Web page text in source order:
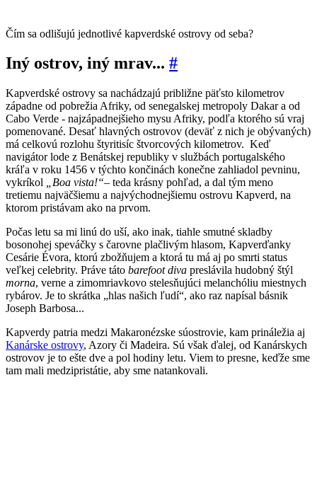
Čím sa odlišujú jednotlivé kapverdské ostrovy od seba?
Iný ostrov, iný mrav... #
Kapverdské ostrovy sa nachádzajú približne päťsto kilometrov
západne od pobrežia Afriky, od senegalskej metropoly Dakar a od
Cabo Verde - najzápadnejšieho mysu Afriky, podľa ktorého sú vraj
pomenované. Desať hlavných ostrovov (deväť z nich je obývaných)
má celkovú rozlohu štyritisíc štvorcových kilometrov. Keď
navigátorlode z Benátskej republiky v službách portugalského
kráľa v roku 1456 v týchto končinách konečne zahliadol pevninu,
vykríkol
„Boa vista!“– teda krásny pohľad, a dal tým meno
tretiemu najväčšiemu a najvýchodnejšiemu ostrovu Kapverd, na
ktorom pristávam ako na prvom.
Počas letu sa mi linú do uší, ako inak, tiahle smutné skladby
bosonohej speváčky s čarovne plačlivým hlasom, Kapverďanky
Cesárie Évora, ktorú zbožňujem a ktorá tu má aj po smrti status
veľkej celebrity. Práve táto barefoot diva preslávila hudobný štýl
morna, verne a zimomriavkovo stelesňujúci melanchóliu miestnych
rybárov. Je to skrátka „hlas našich ľudí“, ako raz napísal básnik
Joseph Barbosa...
Kapverdy patria medzi Makaronézske súostrovie, kam prináležia aj
Kanárske ostrovy, Azory či Madeira. Sú však ďalej, od Kanárskych
ostrovov je to ešte dve a pol hodiny letu. Viem to presne, keďže sme
tam mali medzipristátie, aby sme natankovali.